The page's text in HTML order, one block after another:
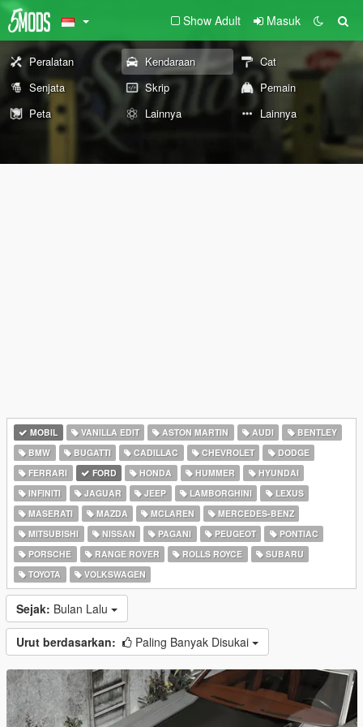
Show Adult Masuk
Peralatan Kendaraan
Cat
Senjata
Skrip
Pemain
Peta
Lainnya Lainnya
MOBIL VANILLA EDIT ASTON MARTIN AUDI
BENTLEY
BMW
BUGATTI CADILLAC CHEVROLET
DODGE
FERRARI
FORD HONDA HUMMER
HYUNDAI
INFINITI
JAGUAR JEEP LAMBORGHINI
LEXUS
MASERATI
MAZDA MCLAREN
MERCEDES-BENZ
MITSUBISHI
NISSAN PAGANI PEUGEOT
PONTIAC
PORSCHE
RANGE ROVER ROLLS ROYCE
SUBARU
TOYOTA
VOLKSWAGEN
Sejak: Bulan Lalu
Urut berdasarkan: Paling Banyak Disukai